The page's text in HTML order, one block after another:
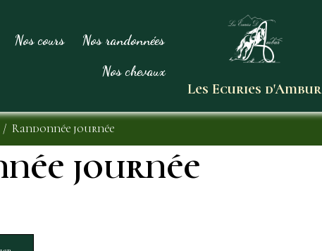
Nos cours
Nos randonnées
Nos chevaux
Les Ecuries d'Ambur
Randonnée journée
journée